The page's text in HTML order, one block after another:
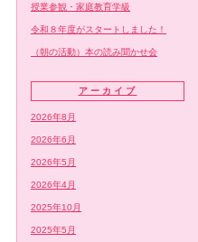
授業参観・家庭教育学級
令和８年度がスタートしました！
（朝の活動）本の読み聞かせ会
アーカイブ
2026年8月
2026年6月
2026年5月
2026年4月
2025年10月
2025年5月